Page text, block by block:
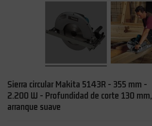
Sierra circular Makita 5143R - 355 mm -
2.200 W - Profundidad de corte 130 mm,
arranque suave